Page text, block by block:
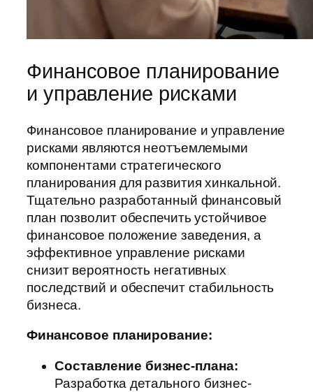
Финансовое планирование
и управление рисками
Финансовое планирование и управление
рисками являются неотъемлемыми
компонентами стратегического
планирования для развития хинкальной.
Тщательно разработанный финансовый
план позволит обеспечить устойчивое
финансовое положение заведения, а
эффективное управление рисками
снизит вероятность негативных
последствий и обеспечит стабильность
бизнеса.
Финансовое планирование:
Составление бизнес-плана:
Разработка детального бизнес-